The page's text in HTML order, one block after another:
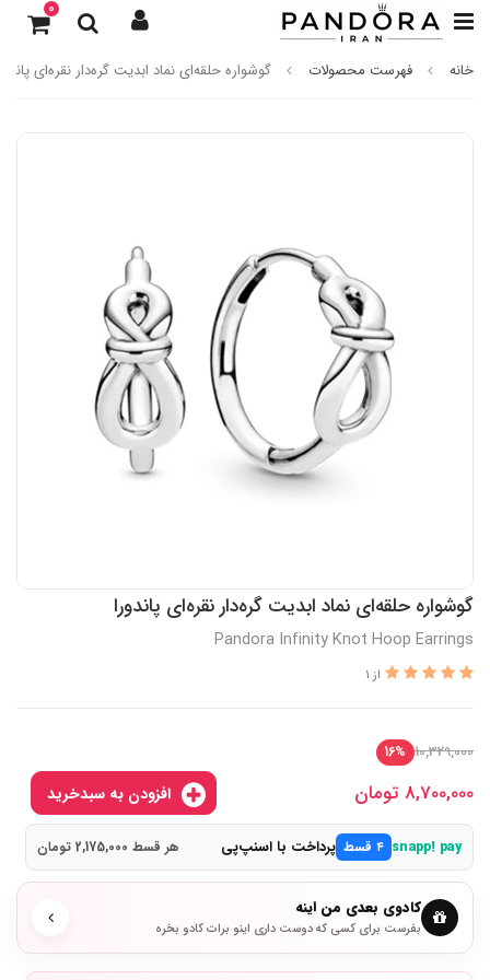
0
خانه فهرست محصولات گوشواره حلقه‌ای نماد ابدیت گره‌دار نقره‌ای
گوشواره حلقه‌ای نماد ابدیت گره‌دار نقره‌ای پاندورا
Pandora Infinity Knot Hoop Earrings
از 1
10,329,000
16%
8,700,000 تومان
snapp! pay ۴ قسط پرداخت با اسنپ‌پی هر قسط 2,175,000 تومان
کادوی بعدی من اینه
بفرست برای کسی که دوست داری اینو برات کادو بخره